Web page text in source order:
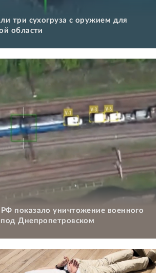
три сухогруза с оружием для
области
показало уничтожение военного
Днепропетровском